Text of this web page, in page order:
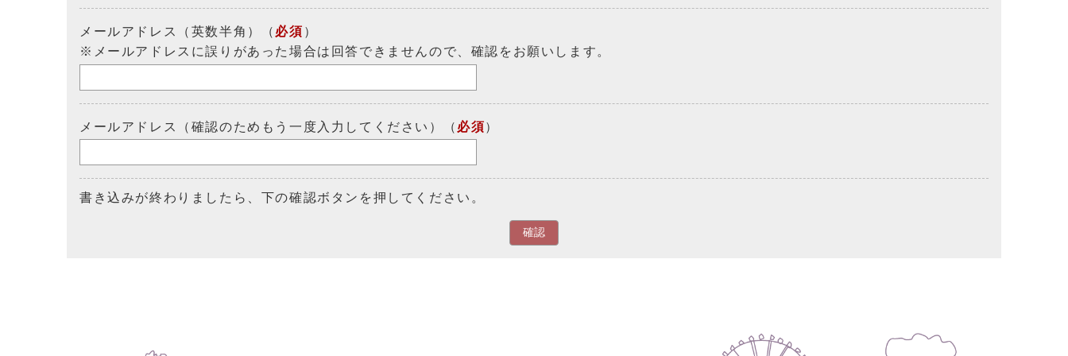
メールアドレス（英数半角）（ 必須 ）
※メールアドレスに誤りがあった場合は回答できませんので、確認をお願いします。
メールアドレス（確認のためもう一度入力してください）（ 必須）
書き込みが終わりましたら、下の確認ボタンを押してください。
確認